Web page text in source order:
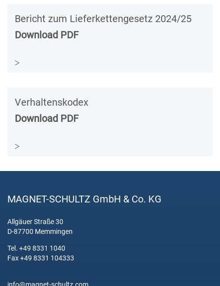
Bericht zum Lieferkettengesetz 2024/25
Download PDF
Verhaltenskodex
Download PDF
MAGNET-SCHULTZ GmbH & Co. KG
Allgäuer Straße 30
D-87700 Memmingen
Tel. +49 8331 1040
Fax +49 8331 104333